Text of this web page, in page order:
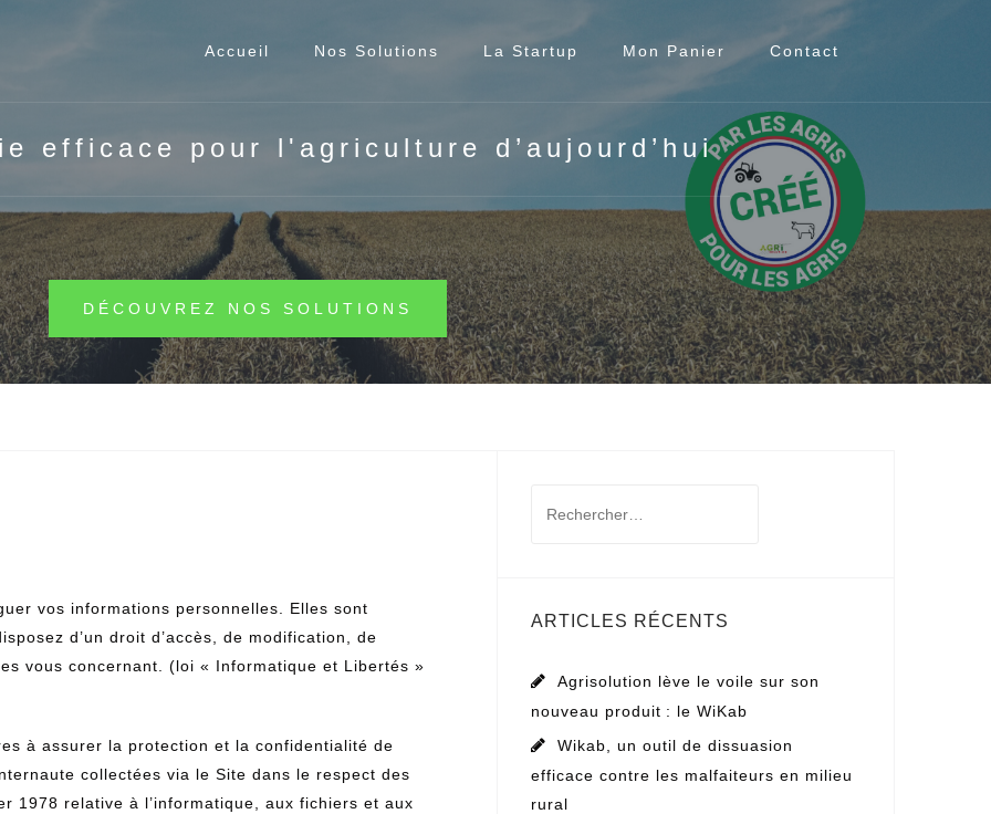
Accueil Nos Solutions La Startup Mon Panier Contact
efficace pour l'agriculture d’aujourd’hui
DÉCOUVREZ NOS SOLUTIONS
vos informations personnelles. Elles sont
d’un droit d’accès, de modification, de
vous concernant. (loi « Informatique et Libertés »
à assurer la protection et la confidentialité de
collectées via le Site dans le respect des
1978 relative à l’informatique, aux fichiers et aux
ARTICLES RÉCENTS
Agrisolution lève le voile sur son
nouveau produit : le WiKab
Wikab, un outil de dissuasion
efficace contre les malfaiteurs en milieu
rural